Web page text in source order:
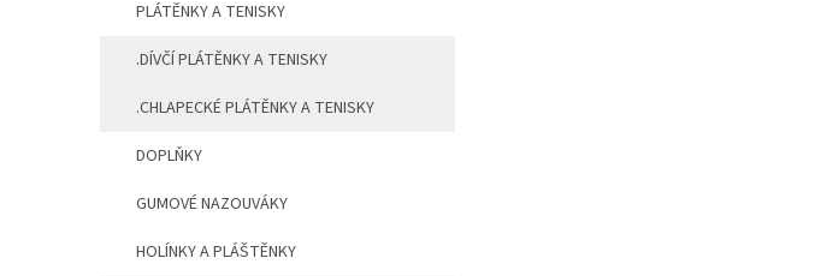
PLÁTĚNKY A TENISKY
.DÍVČÍ PLÁTĚNKY A TENISKY
.CHLAPECKÉ PLÁTĚNKY A TENISKY
DOPLŇKY
GUMOVÉ NAZOUVÁKY
HOLÍNKY A PLÁŠTĚNKY